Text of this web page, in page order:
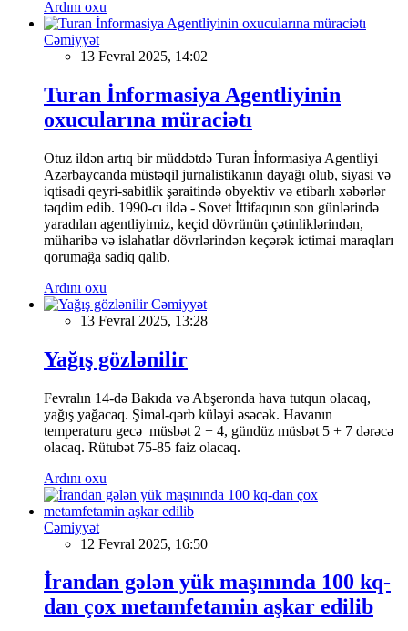
Ardını oxu
Cəmiyyət
13 Fevral 2025, 14:02
Turan İnformasiya Agentliyinin
oxucularına müraciətı
Otuz ildən artıq bir müddətdə Turan İnformasiya Agentliyi
Azərbaycanda müstəqil jurnalistikanın dayağı olub, siyasi və
iqtisadi qeyri-sabitlik şəraitində obyektiv və etibarlı xəbərlər
təqdim edib. 1990-cı ildə - Sovet İttifaqının son günlərində
yaradılan agentliyimiz, keçid dövrünün çətinliklərindən,
müharibə və islahatlar dövrlərindən keçərək ictimai maraqları
qorumağa sadiq qalıb.
Ardını oxu
Cəmiyyət
13 Fevral 2025, 13:28
Yağış gözlənilir
Fevralın 14-də Bakıda və Abşeronda hava tutqun olacaq,
yağış yağacaq. Şimal-qərb küləyi əsəcək. Havanın
temperaturu gecə müsbət 2 + 4, gündüz müsbət 5 + 7 dərəcə
olacaq. Rütubət 75-85 faiz olacaq.
Ardını oxu
Cəmiyyət
12 Fevral 2025, 16:50
İrandan gələn yük maşınında 100 kq-
dan çox metamfetamin aşkar edilib